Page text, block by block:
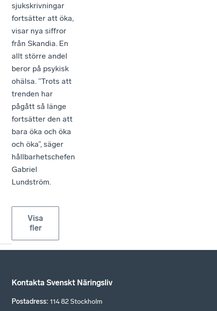
sjukskrivningar
fortsätter att öka,
visar nya siffror
från Skandia. En
allt större andel
beror på psykisk
ohälsa. ”Trots att
trenden har
pågått så länge
fortsätter den att
bara öka och öka
och öka”, säger
hållbarhetschefen
Gabriel
Lundström.
Visa
fler
Kontakta Svenskt Näringsliv
Postadress: 114 82 Stockholm